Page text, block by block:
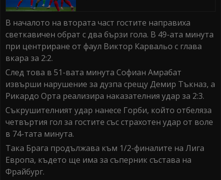
В началото на втората част гостите направиха
светкавичен обрат с два бързи гола. В 49-ата минута
при центриране от фаул Виктор Карвальо с глава
вкара за 2:2.
След това в 51-вата минута Софиан Амрабат
извърши нарушение за дузпа срещу Демир Тъкназ, а
Рикардо Орта реализира наказателния удар за 2:3.
Съкрушителният удар нанесе Горби, който отбеляза
четвъртия гол за гостите със страхотен удар от воле
в 74-тата минута.
Така Брага продължава към 1/2-финалите на Лига
Европа, където ще има за съперник състава на
Фрайбург.